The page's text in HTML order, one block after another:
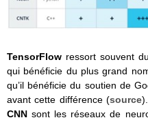
TensorFlow ressort souvent
qui bénéficie du plus grand
qu’il bénéficie du soutien de
avant cette différence (source
CNN sont les réseaux de